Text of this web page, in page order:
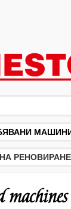
РЕНОВИРАНЕ